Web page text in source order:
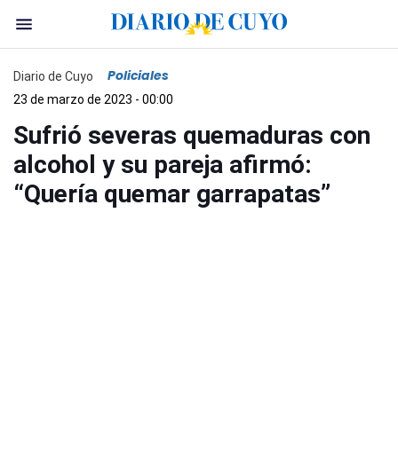
Diario de Cuyo Policiales
23 de marzo de 2023 - 00:00
Sufrió severas quemaduras con
alcohol y su pareja afirmó:
“Quería quemar garrapatas”